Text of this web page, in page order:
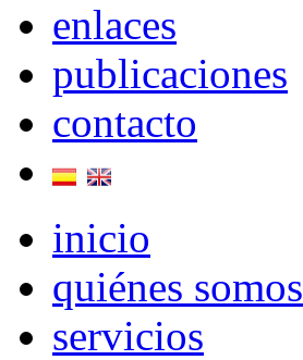
enlaces
publicaciones
contacto
inicio
quiénes somos
servicios